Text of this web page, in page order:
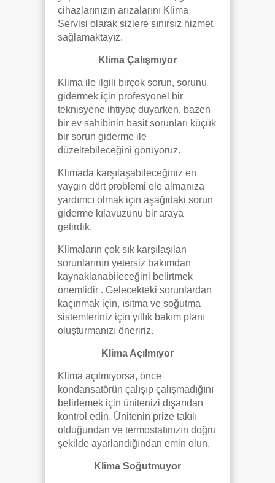
cihazlarınızın arızalarını Klima
Servisi olarak sizlere sınırsız hizmet
sağlamaktayız.
Klima Çalışmıyor
Klima ile ilgili birçok sorun, sorunu
gidermek için profesyonel bir
teknisyene ihtiyaç duyarken, bazen
bir ev sahibinin basit sorunları küçük
bir sorun giderme ile
düzeltebileceğini görüyoruz.
Klimada karşılaşabileceğiniz en
yaygın dört problemi ele almanıza
yardımcı olmak için aşağıdaki sorun
giderme kılavuzunu bir araya
getirdik.
Klimaların çok sık karşılaşılan
sorunlarının yetersiz bakımdan
kaynaklanabileceğini belirtmek
önemlidir . Gelecekteki sorunlardan
kaçınmak için, ısıtma ve soğutma
sistemleriniz için yıllık bakım planı
oluşturmanızı öneririz.
Klima Açılmıyor
Klima açılmıyorsa, önce
kondansatörün çalışıp çalışmadığını
belirlemek için ünitenizi dışarıdan
kontrol edin. Ünitenin prize takılı
olduğundan ve termostatınızın doğru
şekilde ayarlandığından emin olun.
Klima Soğutmuyor